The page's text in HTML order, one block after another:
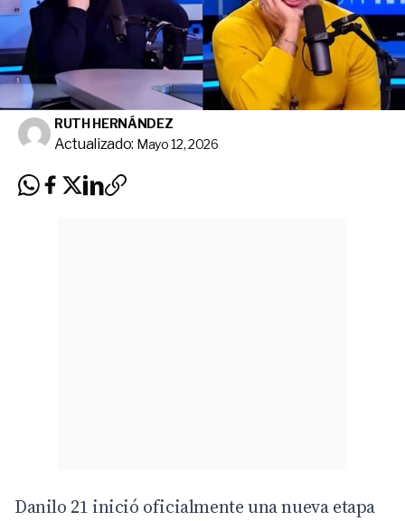
RUTH HERNÁNDEZ
Actualizado: Mayo 12, 2026
Danilo 21 inició oficialmente una nueva etapa